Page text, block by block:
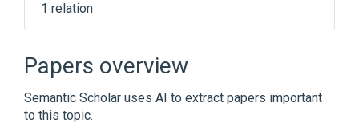
1 relation
Papers overview
Semantic Scholar uses AI to extract papers important
to this topic.